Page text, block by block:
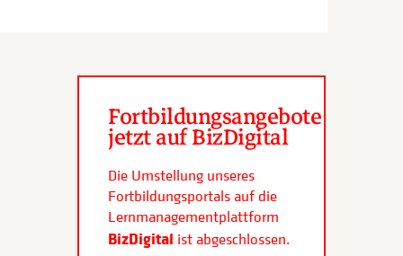
Fortbildungsangebote
jetzt auf BizDigital
Die Umstellung unseres
Fortbildungsportals auf die
Lernmanagementplattform
BizDigital ist abgeschlossen.